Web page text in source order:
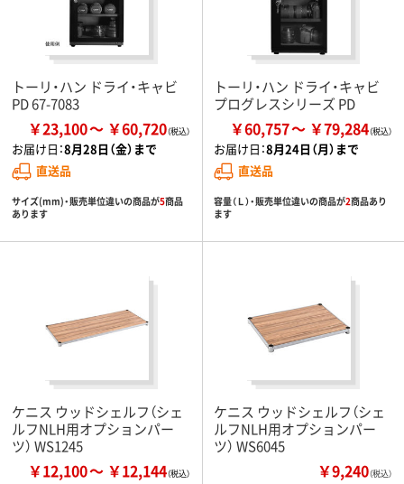
トーリ・ハン ドライ・キャビ
PD 67-7083
￥23,100 ￥60,720
お届け日：8月28日（金）まで
直送品
サイズ(mm)・販売単位違いの商品が5商品
あります
トーリ・ハン ドライ・キャビ
プログレスシリーズ PD
￥60,757 ￥79,284
お届け日：8月24日（月）まで
直送品
容量（Ｌ）・販売単位違いの商品が2商品あり
ます
ケニス ウッドシェルフ（シェ
ルフNLH用オプションパー
ツ） WS1245
￥12,100 ￥12,144
ケニス ウッドシェルフ（シェ
ルフNLH用オプションパー
ツ） WS6045
￥9,240（税込）